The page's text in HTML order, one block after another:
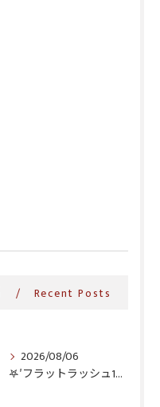
Recent Posts
2026/08/06
𖤐′フラットラッシュ140本♥️